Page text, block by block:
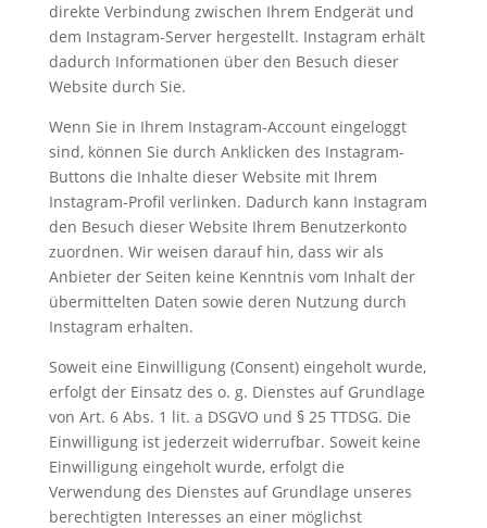
direkte Verbindung zwischen Ihrem Endgerät und
dem Instagram-Server hergestellt. Instagram erhält
dadurch Informationen über den Besuch dieser
Website durch Sie.
Wenn Sie in Ihrem Instagram-Account eingeloggt
sind, können Sie durch Anklicken des Instagram-
Buttons die Inhalte dieser Website mit Ihrem
Instagram-Profil verlinken. Dadurch kann Instagram
den Besuch dieser Website Ihrem Benutzerkonto
zuordnen. Wir weisen darauf hin, dass wir als
Anbieter der Seiten keine Kenntnis vom Inhalt der
übermittelten Daten sowie deren Nutzung durch
Instagram erhalten.
Soweit eine Einwilligung (Consent) eingeholt wurde,
erfolgt der Einsatz des o. g. Dienstes auf Grundlage
von Art. 6 Abs. 1 lit. a DSGVO und § 25 TTDSG. Die
Einwilligung ist jederzeit widerrufbar. Soweit keine
Einwilligung eingeholt wurde, erfolgt die
Verwendung des Dienstes auf Grundlage unseres
berechtigten Interesses an einer möglichst